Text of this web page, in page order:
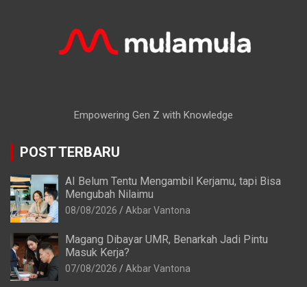
Empowering Gen Z with Knowledge
POST TERBARU
AI Belum Tentu Mengambil Kerjamu, tapi Bisa
Mengubah Nilaimu
08/08/2026 Akbar Vantona
Magang Dibayar UMR, Benarkah Jadi Pintu
Masuk Kerja?
07/08/2026 Akbar Vantona